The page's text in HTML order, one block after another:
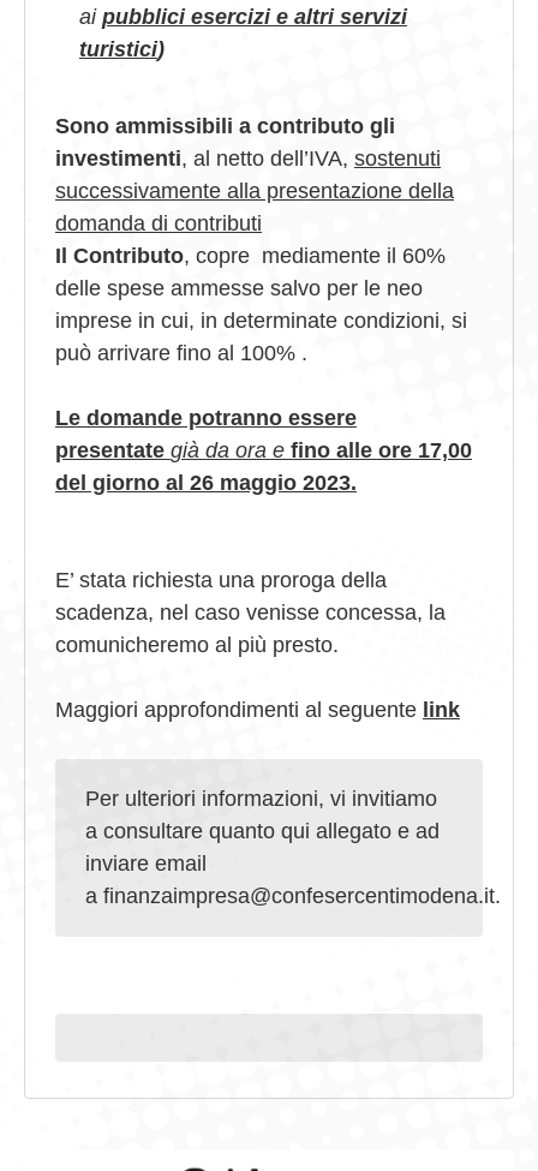
ai pubblici esercizi e altri servizi
turistici)
Sono ammissibili a contributo gli
investimenti, al netto dell’IVA, sostenuti
successivamente alla presentazione della
domanda di contributi
Il Contributo, copre mediamente il 60%
delle spese ammesse salvo per le neo
imprese in cui, in determinate condizioni, si
può arrivare fino al 100% .
Le domande potranno essere
presentate già da ora e fino alle ore 17,00
del giorno al 26 maggio 2023.
E’ stata richiesta una proroga della
scadenza, nel caso venisse concessa, la
comunicheremo al più presto.
Maggiori approfondimenti al seguente link
Per ulteriori informazioni, vi invitiamo
a consultare quanto qui allegato e ad
inviare email
a finanzaimpresa@confesercentimodena.it.